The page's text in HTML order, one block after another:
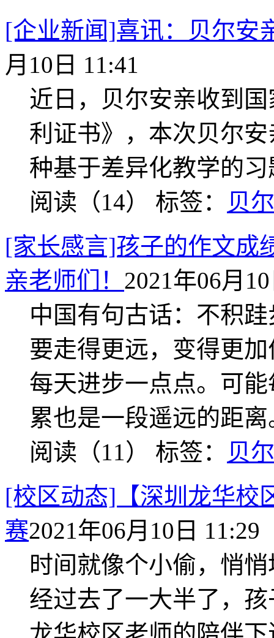
[企业新闻]喜讯：贝尔安
月10日 11:41
近日，贝尔安亲收到
利证书》，本次贝尔
种基于差异化教学的
阅读（14） 标签：
贝
[家长感言]孩子的作文成
亲老师们！ 2021年06月
中国有句古话：不积
要走得更远，变得更
每天进步一点点。可
累也是一段遥远的距离
阅读（11） 标签：
贝
[校区动态]【深圳龙华校
赛2021年06月10日 11:29
时间就像个小偷，悄
经过去了一大半了，